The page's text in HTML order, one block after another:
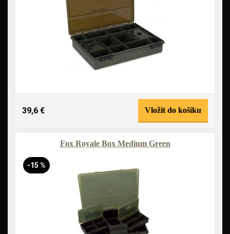
39,6 € Vložit do košíku
Fox Royale Box Medium Green
-15 %